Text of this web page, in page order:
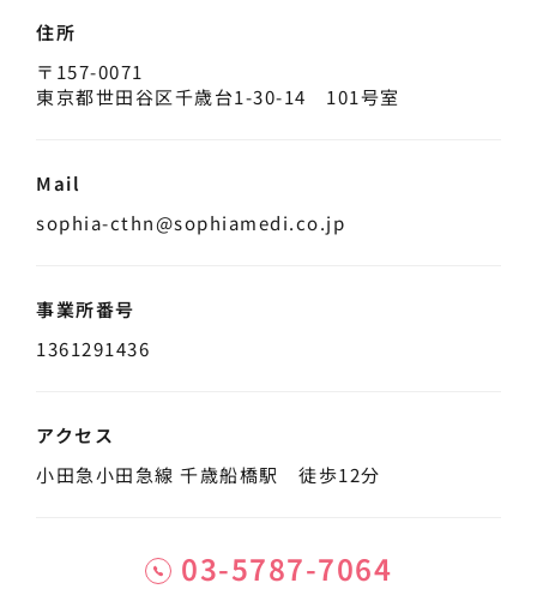
住所
〒157-0071
東京都世田谷区千歳台1-30-14 101号室
Mail
sophia-cthn@sophiamedi.co.jp
事業所番号
1361291436
アクセス
小田急小田急線 千歳船橋駅 徒歩12分
03-5787-7064